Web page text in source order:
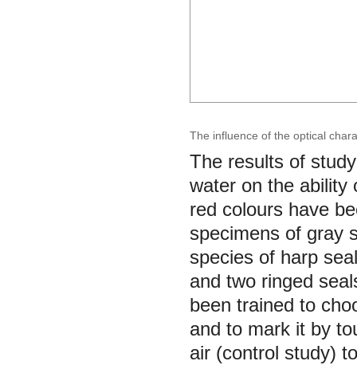
The influence of the optical
The results of
water on the ability
red colours have
specimens of gray
species of harp
and two ringed
been trained to
and to mark it by
air (control study)